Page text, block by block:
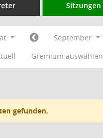
Sitzungen
September
Gremium auswählen
gefunden.